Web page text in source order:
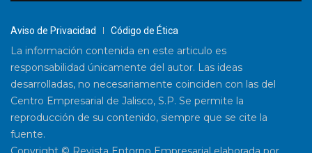
Aviso de Privacidad Código de Ética
La información contenida en este articulo es
responsabilidad únicamente del autor. Las ideas
desarrolladas, no necesariamente coinciden con las del
Centro Empresarial de Jalisco, S.P. Se permite la
reproducción de su contenido, siempre que se cite la
fuente.